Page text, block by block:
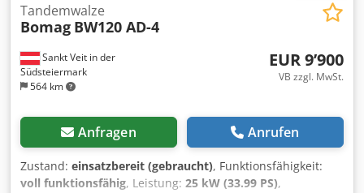
Sankt Veit in der
Südsteiermark
564 km
Tandemwalze
Bomag BW120 AD-4
EUR 9’900
VB zzgl. MwSt.
Anfragen Anrufen
Zustand: einsatzbereit (gebraucht), Funktionsfähigkeit:
voll funktionsfähig, Leistung: 25 kW (33.99 PS),